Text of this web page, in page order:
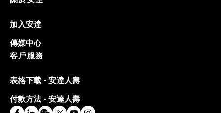
加入安達
傳媒中心
客戶服務
表格下載 - 安達人壽
付款方法 - 安達人壽